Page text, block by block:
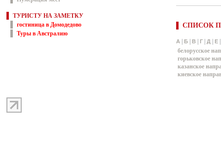
ТУРИСТУ НА ЗАМЕТКУ
гостиница в Домодедово
Туры в Австралию
СПИСОК
А Б В Г Д Е
белорусское
горьковское
казанское
киевское